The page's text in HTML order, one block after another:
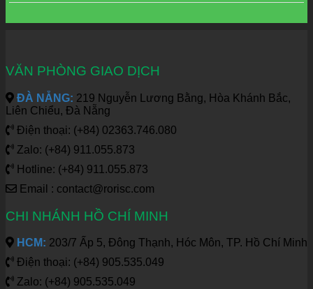
VĂN PHÒNG GIAO DỊCH
ĐÀ NẴNG: 219 Nguyễn Lương Bằng, Hòa Khánh Bắc,
Liên Chiểu, Đà Nẵng
Điện thoại: (+84) 02363.746.080
Zalo: (+84) 911.055.873
Hotline: (+84) 911.055.873
Email : contact@rorisc.com
CHI NHÁNH HỒ CHÍ MINH
HCM: 203/7 Ấp 5, Đông Thạnh, Hóc Môn, TP. Hồ Chí Minh
Điện thoại: (+84) 905.535.049
Zalo: (+84) 905.535.049